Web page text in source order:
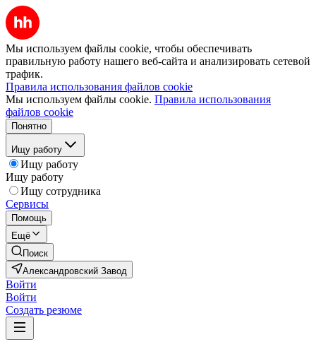
Мы используем файлы cookie, чтобы обеспечивать
правильную работу нашего веб-сайта и анализировать сетевой
трафик.
Правила использования файлов cookie
Мы используем файлы cookie. Правила использования
файлов cookie
Понятно
Ищу работу
Ищу работу
Ищу работу
Ищу сотрудника
Сервисы
Помощь
Ещё
Поиск
Александровский Завод
Войти
Войти
Создать резюме